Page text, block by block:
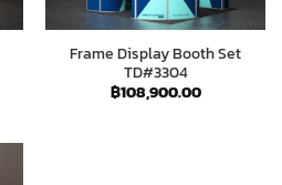
Frame Display Booth Set
TD#3304
฿108,900.00